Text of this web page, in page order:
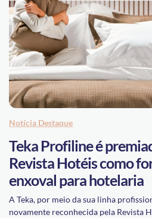
Notícia Destaque
Teka Profiline é
Revista Hotéis como
enxoval para hotelaria
A Teka, por meio da sua linha
novamente reconhecida pela Revista